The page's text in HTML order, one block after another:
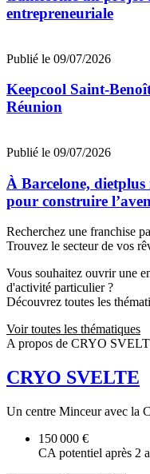
entrepreneuriale
Publié le 09/07/2026
Keepcool Saint-
Réunion
Publié le 09/07/2026
À Barcelone, dietplus
pour construire
Recherchez une franchise
Trouvez le secteur de vos
Vous souhaitez ouvrir une
d'activité particulier ?
Découvrez toutes les
Voir toutes les thématiques
A propos de CRYO
CRYO SVELTE
Un centre Minceur avec la
150 000 €
CA potentiel après 2